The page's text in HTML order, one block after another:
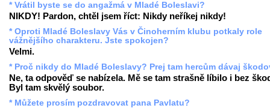
* Vrátil byste se do angažmá v Mladé Boleslavi?
NIKDY! Pardon, chtěl jsem říct: Nikdy neříkej nikdy!
* Oproti Mladé Boleslavy Vás v Činoherním klubu potkaly role
vážnějšího charakteru. Jste spokojen?
Velmi.
* Proč nikdy do Mladé Boleslavy? Prej tam hercům dávaj
Ne, ta odpověď se nabízela. Mě se tam strašně líbilo i bez
Byl tam skvělý soubor.
* Můžete prosím pozdravovat pana Pavlatu?